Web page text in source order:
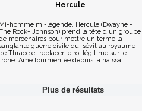
Hercule
Mi-homme mi-légende, Hercule (Dwayne -
Rock- Johnson) prend la tête d'un groupe
mercenaires pour mettre un terme la
sanglante guerre civile qui sévit au royaume
Thrace et replacer le roi légitime sur le
Ame tourmentée depuis la naissa...